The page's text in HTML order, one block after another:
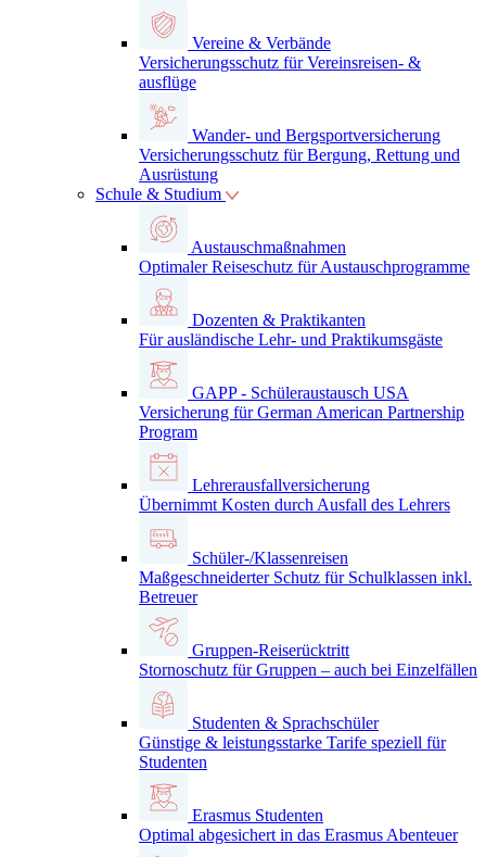
Vereine & Verbände
Versicherungsschutz für Vereinsreisen- &
ausflüge
Wander- und Bergsportversicherung
Versicherungsschutz für Bergung, Rettung und
Ausrüstung
Schule & Studium
Austauschmaßnahmen
Optimaler Reiseschutz für Austauschprogramme
Dozenten & Praktikanten
Für ausländische Lehr- und Praktikumsgäste
GAPP - Schüleraustausch USA
Versicherung für German American Partnership
Program
Lehrerausfallversicherung
Übernimmt Kosten durch Ausfall des Lehrers
Schüler-/Klassenreisen
Maßgeschneiderter Schutz für Schulklassen inkl.
Betreuer
Gruppen-Reiserücktritt
Stornoschutz für Gruppen – auch bei Einzelfällen
Studenten & Sprachschüler
Günstige & leistungsstarke Tarife speziell für
Studenten
Erasmus Studenten
Optimal abgesichert in das Erasmus Abenteuer